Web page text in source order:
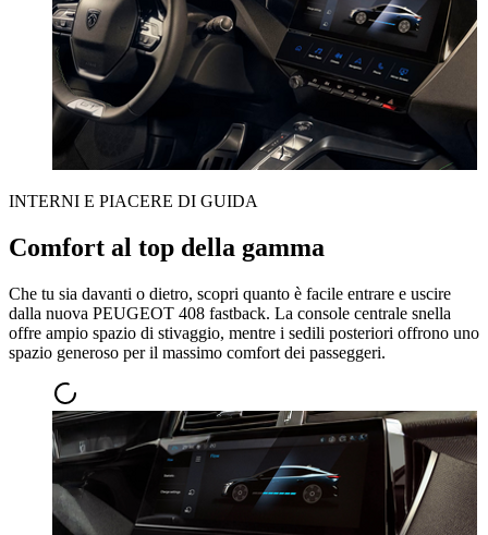
INTERNI E PIACERE DI GUIDA
Comfort al top della gamma
Che tu sia davanti o dietro, scopri quanto è facile entrare e uscire
dalla nuova PEUGEOT 408 fastback. La console centrale snella
offre ampio spazio di stivaggio, mentre i sedili posteriori offrono uno
spazio generoso per il massimo comfort dei passeggeri.